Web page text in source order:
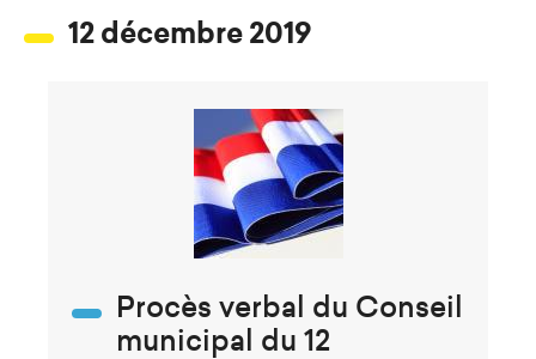
12 décembre 2019
Procès verbal du Conseil
municipal du 12